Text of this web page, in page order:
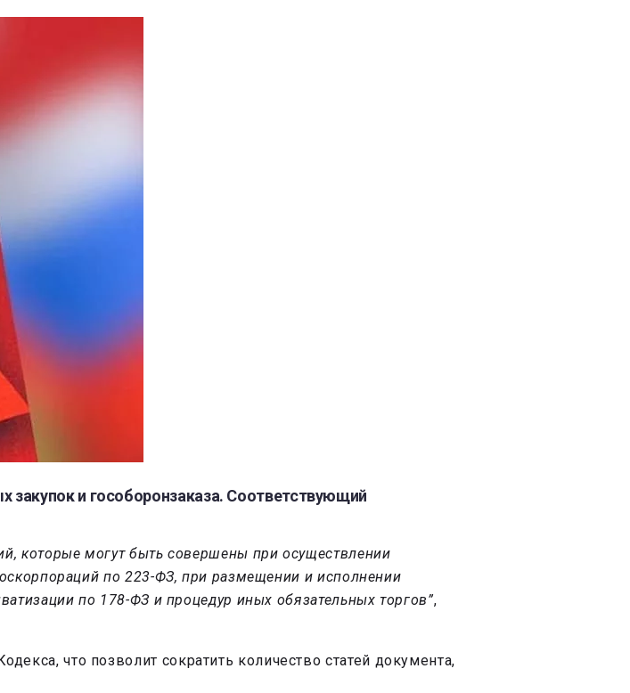
и гособоронзаказа. Соответствующий
которые могут быть совершены при осуществлении
по 223-ФЗ, при размещении и исполнении
по 178-ФЗ и процедур иных обязательных торгов”,
что позволит сократить количество статей документа,